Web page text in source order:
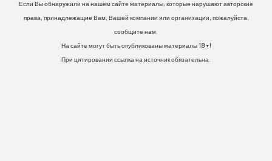
Если Вы обнаружили на нашем сайте материалы, которые нарушают авторские
права, принадлежащие Вам, Вашей компании или организации, пожалуйста,
сообщите нам.
На сайте могут быть опубликованы материалы 18+!
При цитировании ссылка на источник обязательна.